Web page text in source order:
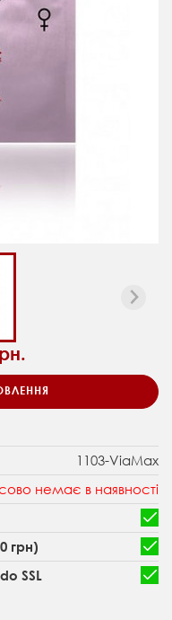
1103-ViaMax
немає в наявності
грн)
SSL